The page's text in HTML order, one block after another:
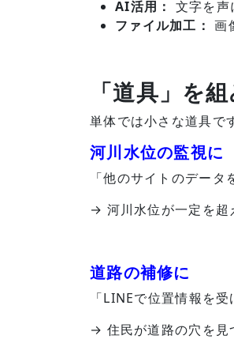
AI活用： 文字を声
ファイル加工： 画
「道具」を
単体では小さな道具で
河川水位の監視に
「他のサイトのデータ
→ 河川水位が一定を超
道路の補修に
「LINEで位置情報を
→ 住民が道路の穴を見